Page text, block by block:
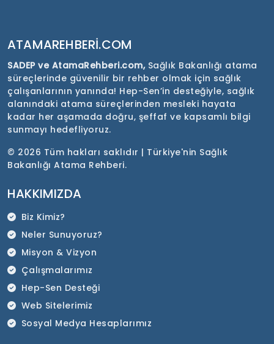
ATAMAREHBERI.COM
SADEP ve AtamaRehberi.com, Sağlık Bakanlığı atama
süreçlerinde güvenilir bir rehber olmak için sağlık
çalışanlarının yanında! Hep-Sen’in desteğiyle, sağlık
alanındaki atama süreçlerinden mesleki hayata
kadar her aşamada doğru, şeffaf ve kapsamlı bilgi
sunmayı hedefliyoruz.
© 2026 Tüm hakları saklıdır | Türkiye'nin Sağlık
Bakanlığı Atama Rehberi.
HAKKIMIZDA
Biz Kimiz?
Neler Sunuyoruz?
Misyon & Vizyon
Çalışmalarımız
Hep-Sen Desteği
Web Sitelerimiz
Sosyal Medya Hesaplarımız